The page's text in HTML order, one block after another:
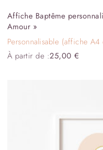
Affiche Baptême
Amour »
Personnalisable (affiche A4
À partir de :25,00€